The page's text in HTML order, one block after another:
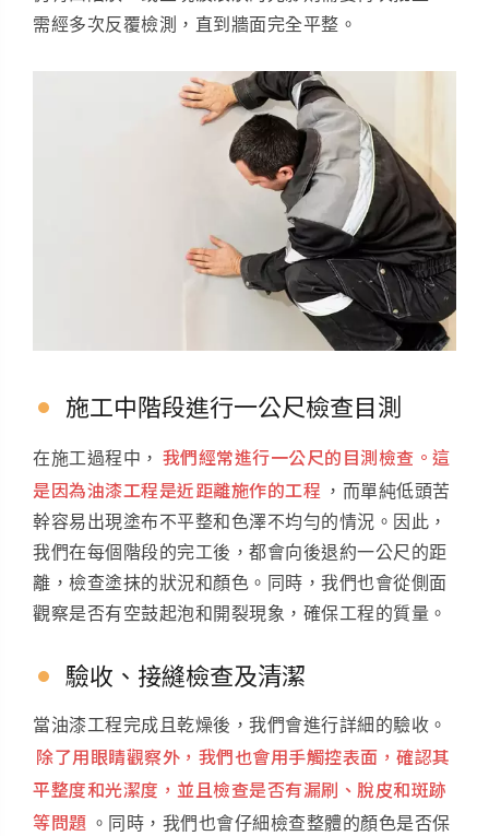
需經多次反覆檢測，直到牆面完全平整。
施工中階段進行一公尺檢查目測
在施工過程中， 我們經常進行一公尺的目測檢查。這
是因為油漆工程是近距離施作的工程 ，而單純低頭苦
幹容易出現塗布不平整和色澤不均勻的情況。因此，
我們在每個階段的完工後，都會向後退約一公尺的距
離，檢查塗抹的狀況和顏色。同時，我們也會從側面
觀察是否有空鼓起泡和開裂現象，確保工程的質量。
驗收、接縫檢查及清潔
當油漆工程完成且乾燥後，我們會進行詳細的驗收。
除了用眼睛觀察外，我們也會用手觸控表面，確認其
平整度和光潔度，並且檢查是否有漏刷、脫皮和斑跡
等問題 。同時，我們也會仔細檢查整體的顏色是否保